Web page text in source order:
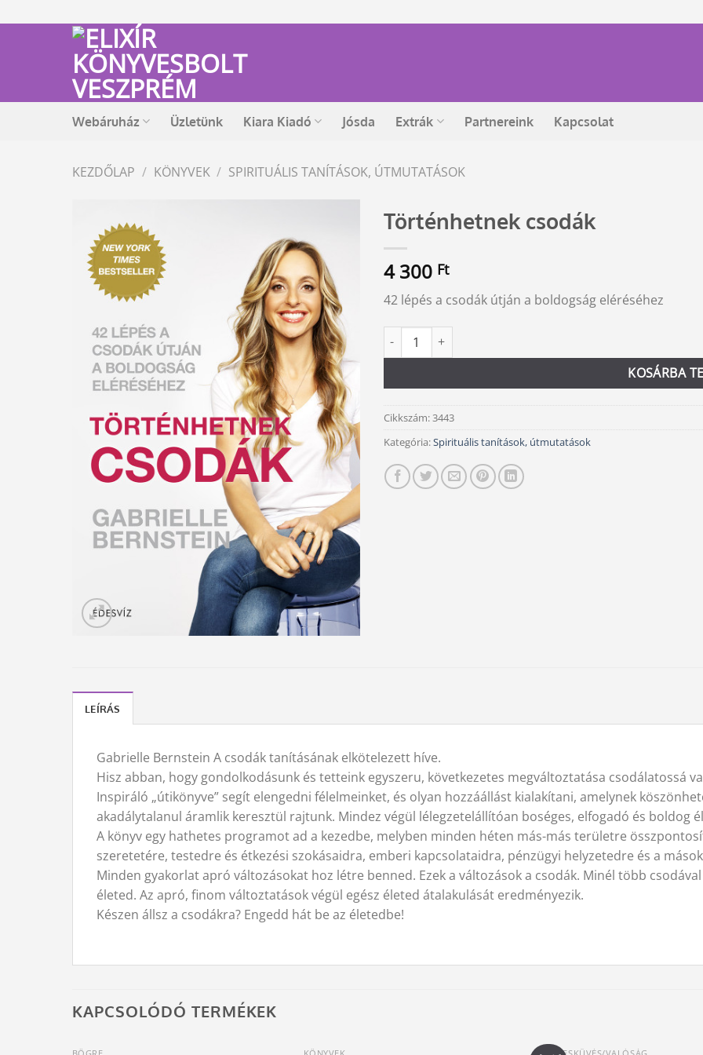
to
Webáruház Üzletünk Kiara Kiadó Jósda Extrák Partnereink Kapcsolat
KEZDŐLAP / KÖNYVEK / SPIRITUÁLIS TANÍTÁSOK, ÚTMUTATÁSOK
Történhetnek csodák
4 300 Ft
42 lépés a csodák útján a boldogság eléréséhez
Történhetnek csodák mennyiség
KOSÁRBA
Alternative:
Cikkszám:3443
Kategória:Spirituális tanítások, útmutatások
LEÍRÁS
Gabrielle Bernstein A csodák tanításának elkötelezett híve.
Hisz abban, hogy gondolkodásunk és tetteink egyszeru, következetes megváltoztatása csodálatossá
Inspiráló „útikönyve” segít elengedni félelmeinket, és olyan hozzáállást kialakítani, amelynek
akadálytalanul áramlik keresztül rajtunk. Mindez végül lélegzetelállítóan boséges, elfogadó és boldog
A könyv egy hathetes programot ad a kezedbe, melyben minden héten más-más területre
szeretetére, testedre és étkezési szokásaidra, emberi kapcsolataidra, pénzügyi helyzetedre és a
Minden gyakorlat apró változásokat hoz létre benned. Ezek a változások a csodák. Minél több
életed. Az apró, finom változtatások végül egész életed átalakulását eredményezik.
Készen állsz a csodákra? Engedd hát be az életedbe!
KAPCSOLÓDÓ TERMÉKEK